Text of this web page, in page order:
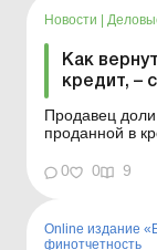
ограниченной
Новости
Как
кредит, –
Продавец
проданной в
обязанностей
реализация
прекращения
0 0 9
Online издание
финотчетность